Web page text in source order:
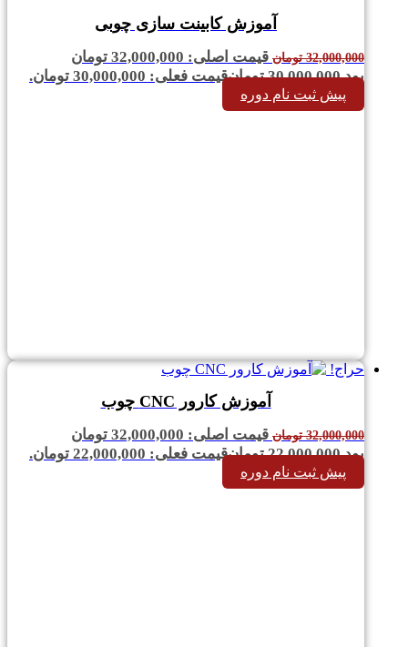
آموزش کابینت سازی چوبی
32,000,000 تومان
قیمت اصلی: 32,000,000 تومان
بود.30,000,000 تومانقیمت فعلی: 30,000,000 تومان.
پیش ثبت نام دوره
حراج!
آموزش کارور CNC چوب
32,000,000 تومان
قیمت اصلی: 32,000,000 تومان
بود.22,000,000 تومانقیمت فعلی: 22,000,000 تومان.
پیش ثبت نام دوره